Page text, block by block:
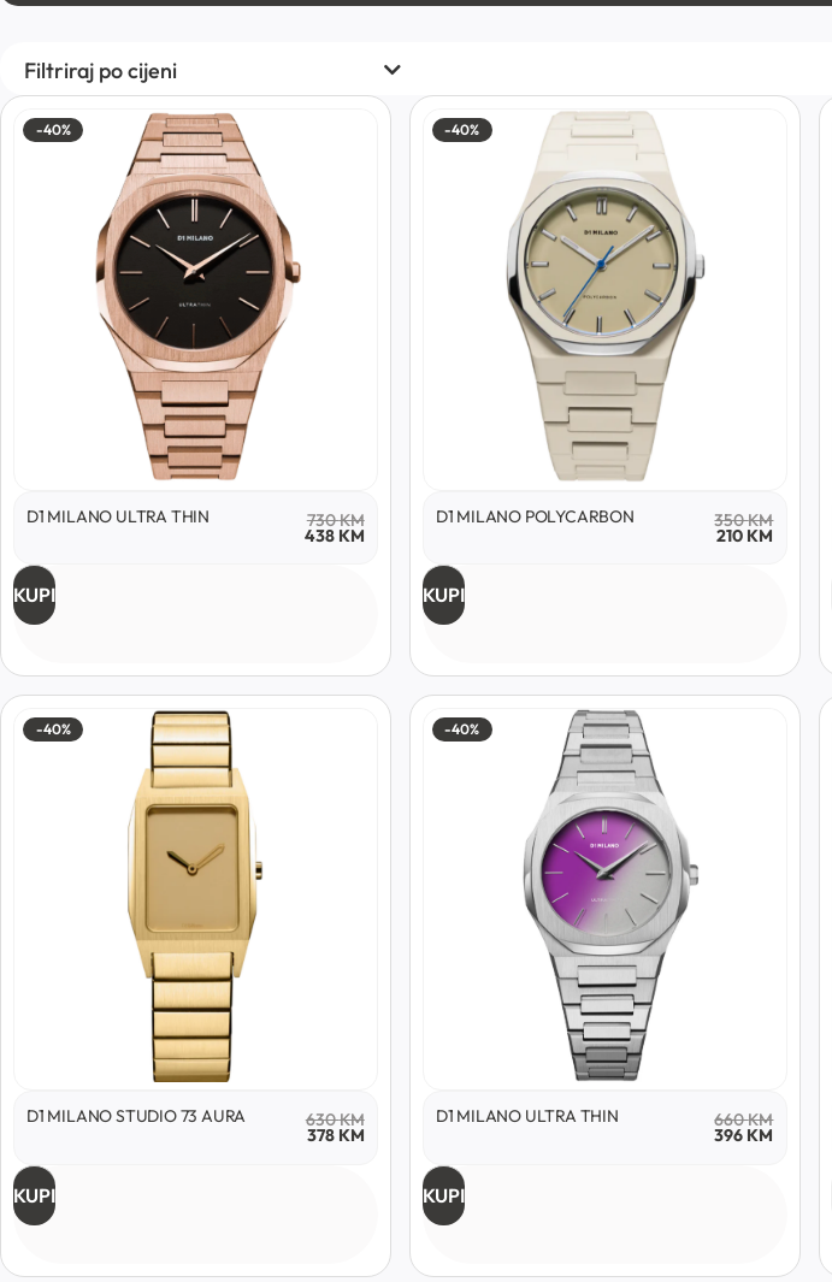
Filtriraj po cijeni
-40%
D1 MILANO ULTRA THIN 730KM
438 KM
KUPI
-40%
D1 MILANO POLYCARBON 350KM
210 KM
KUPI
-40%
D1 MILANO STUDIO 73 AURA 630KM
378 KM
KUPI
-40%
D1 MILANO ULTRA THIN 660KM
396 KM
KUPI